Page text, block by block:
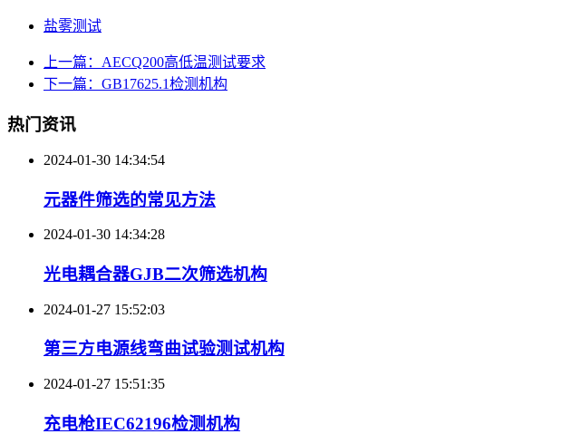
盐雾测试
上一篇：AECQ200高低温测试要求
下一篇：GB17625.1检测机构
热门资讯
2024-01-30 14:34:54
元器件筛选的常见方法
2024-01-30 14:34:28
光电耦合器GJB二次筛选机构
2024-01-27 15:52:03
第三方电源线弯曲试验测试机构
2024-01-27 15:51:35
充电枪IEC62196检测机构